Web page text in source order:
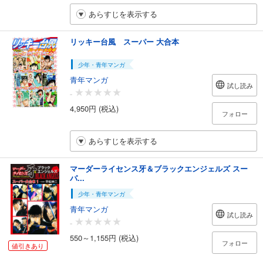
あらすじを表示する
リッキー台風 スーパー 大合本
少年・青年マンガ
青年マンガ
-
4,950円 (税込)
試し読み
フォロー
あらすじを表示する
値引きあり
マーダーライセンス牙＆ブラックエンジェルズ スー
パ...
少年・青年マンガ
青年マンガ
-
550～1,155円 (税込)
試し読み
フォロー